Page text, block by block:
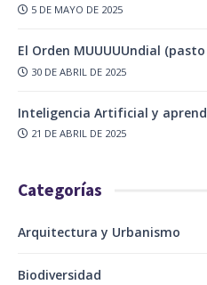
5 DE MAYO DE 2025
El Orden MUUUUUndial (pasto
30 DE ABRIL DE 2025
Inteligencia Artificial y
21 DE ABRIL DE 2025
Categorías
Arquitectura y Urbanismo
Biodiversidad